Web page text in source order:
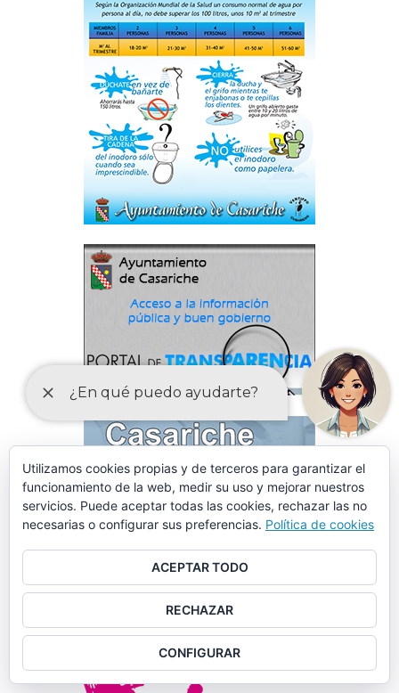
Utilizamos cookies propias y de terceros para garantizar el
funcionamiento de la web, medir su uso y mejorar nuestros
servicios. Puede aceptar todas las cookies, rechazar las no
necesarias o configurar sus preferencias. Política de cookies
ACEPTAR TODO
RECHAZAR
CONFIGURAR